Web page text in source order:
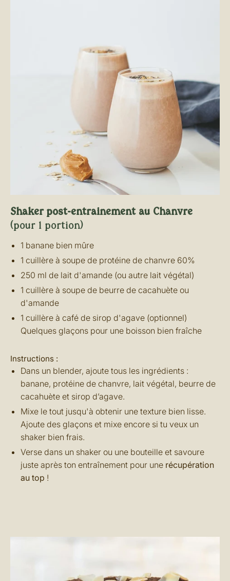
Shaker post-entrainement au Chanvre
(pour 1 portion)
1 banane bien mûre
1 cuillère à soupe de protéine de chanvre 60%
250 ml de lait d'amande (ou autre lait végétal)
1 cuillère à soupe de beurre de cacahuète ou
d'amande
1 cuillère à café de sirop d'agave (optionnel)
Quelques glaçons pour une boisson bien fraîche
Instructions :
Dans un blender, ajoute tous les ingrédients :
banane, protéine de chanvre, lait végétal, beurre de
cacahuète et sirop d’agave.
Mixe le tout jusqu'à obtenir une texture bien lisse.
Ajoute des glaçons et mixe encore si tu veux un
shaker bien frais.
Verse dans un shaker ou une bouteille et savoure
juste après ton entraînement pour une récupération
au top !